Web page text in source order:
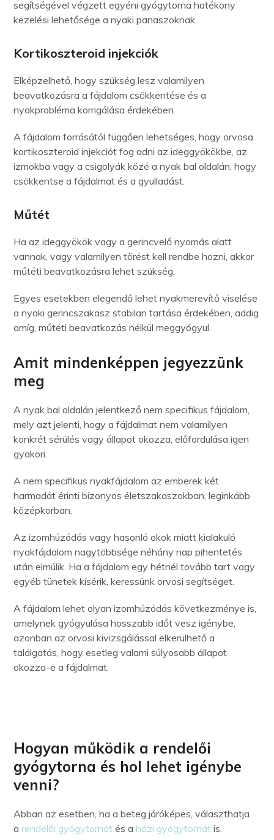
segítségével végzett egyéni gyógytorna hatékony
kezelési lehetősége a nyaki panaszoknak.
Kortikoszteroid injekciók
Elképzelhető, hogy szükség lesz valamilyen
beavatkozásra a fájdalom csökkentése és a
nyakprobléma korrigálása érdekében.
A fájdalom forrásától függően lehetséges, hogy orvosa
kortikoszteroid injekciót fog adni az ideggyökökbe, az
izmokba vagy a csigolyák közé a nyak bal oldalán, hogy
csökkentse a fájdalmat és a gyulladást.
Műtét
Ha az ideggyökök vagy a gerincvelő nyomás alatt
vannak, vagy valamilyen törést kell rendbe hozni, akkor
műtéti beavatkozásra lehet szükség.
Egyes esetekben elegendő lehet nyakmerevítő viselése
a nyaki gerincszakasz stabilan tartása érdekében, addig
amíg, műtéti beavatkozás nélkül meggyógyul.
Amit mindenképpen jegyezzünk
meg
A nyak bal oldalán jelentkező nem specifikus fájdalom,
mely azt jelenti, hogy a fájdalmat nem valamilyen
konkrét sérülés vagy állapot okozza, előfordulása igen
gyakori.
A nem specifikus nyakfájdalom az emberek két
harmadát érinti bizonyos életszakaszokban, leginkább
középkorban.
Az izomhúzódás vagy hasonló okok miatt kialakuló
nyakfájdalom nagytöbbsége néhány nap pihentetés
után elmúlik. Ha a fájdalom egy hétnél tovább tart vagy
egyéb tünetek kísérik, keressünk orvosi segítséget.
A fájdalom lehet olyan izomhúzódás következménye is,
amelynek gyógyulása hosszabb időt vesz igénybe,
azonban az orvosi kivizsgálással elkerülhető a
találgatás, hogy esetleg valami súlyosabb állapot
okozza-e a fájdalmat.
Hogyan működik a rendelői
gyógytorna és hol lehet igénybe
venni?
Abban az esetben, ha a beteg járóképes, választhatja
arendelői gyógytornát és a házi gyógytornát is.